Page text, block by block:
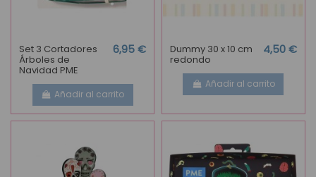
Set 3 Cortadores
Árboles de
Navidad PME
6,95 €
Añadir al carrito
Dummy 30 x 10 cm
redondo
4,50 €
Añadir al carrito